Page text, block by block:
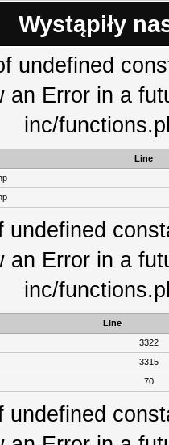
Wystąpiły
undefined
an Error in a
inc/
Line
undefined
an Error in a
inc/
Line
3322
3315
70
undefined